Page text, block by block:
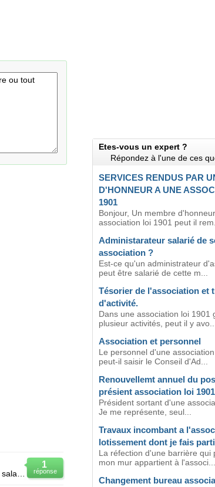
1
réponse
Etes-vous un expert ?
Répondez à l'une de ces
SERVICES RENDUS PAR
D'HONNEUR A UNE
1901
Bonjour, Un membre
association loi 1901 peut il
Administarateur salarié de
association ?
Est-ce qu'un administrateur
peut être salarié de cette m...
Tésorier de l'association et
d'activité.
Dans une association loi 1901
plusieur activités, peut il y avo...
Association et personnel
Le personnel d'une
peut-il saisir le Conseil d'Ad...
Renouvellemt annuel du
présient association loi 1901
Président sortant d'une
Je me représente, seul...
Travaux incombant a
lotissement dont je fais
La réfection d'une barrière qui
mon mur appartient à l'associ...
Changement bureau